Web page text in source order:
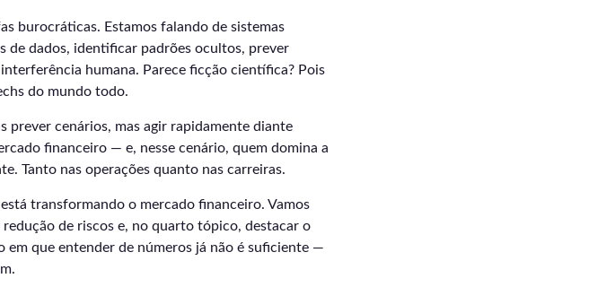
burocráticas. Estamos falando de sistemas
de dados, identificar padrões ocultos, prever
humana. Parece ficção científica? Pois
do mundo todo.
prever cenários, mas agir rapidamente diante
financeiro — e, nesse cenário, quem domina a
Tanto nas operações quanto nas carreiras.
transformando o mercado financeiro. Vamos
de riscos e, no quarto tópico, destacar o
em que entender de números já não é suficiente —